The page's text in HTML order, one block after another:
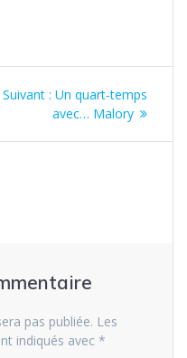
Suivant : Article
suivant
Un quart-temps
avec… Malory
pas publiée. Les
indiqués avec *